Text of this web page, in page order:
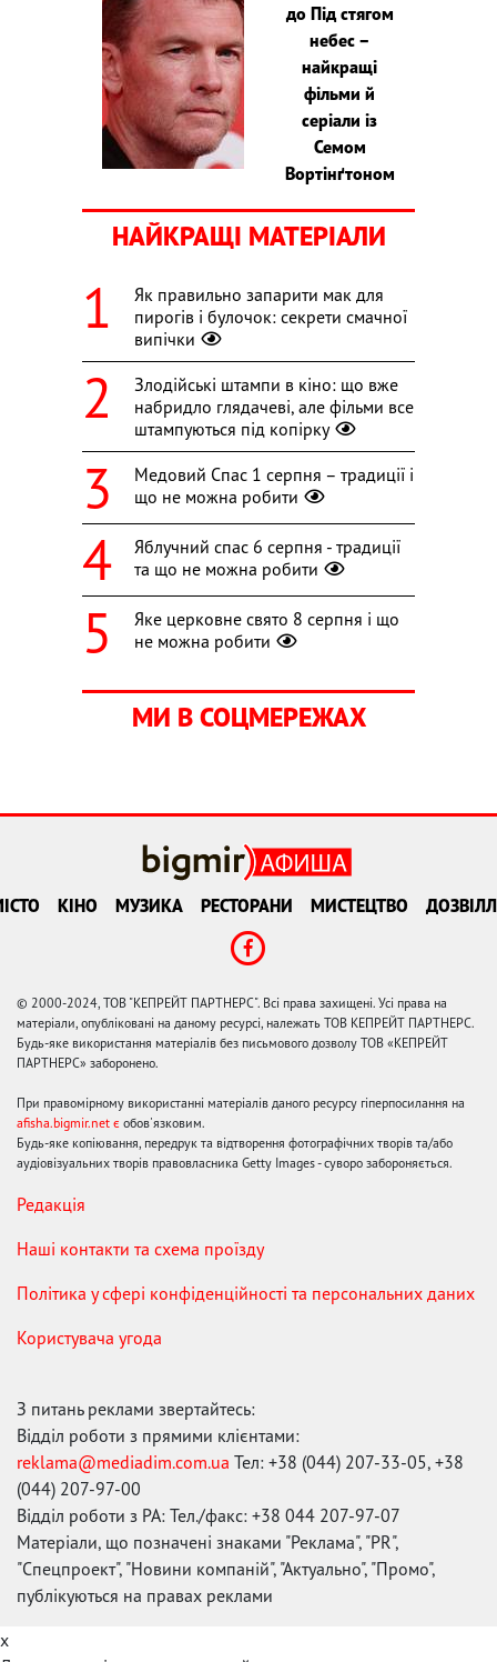
до Під стягом
небес –
найкращі
фільми й
серіали із
Семом
Вортінґтоном
НАЙКРАЩІ МАТЕРІАЛИ
Як правильно запарити мак для
пирогів і булочок: секрети смачної
випічки
Злодійські штампи в кіно: що вже
набридло глядачеві, але фільми все
штампуються під копірку
Медовий Спас 1 серпня – традиції і
що не можна робити
Яблучний спас 6 серпня - традиції
та що не можна робити
Яке церковне свято 8 серпня і що
не можна робити
МИ В СОЦМЕРЕЖАХ
КІНО МУЗИКА РЕСТОРАНИ МИСТЕЦТВО
© 2000-2024, ТОВ "КЕПРЕЙТ ПАРТНЕРС". Всі права захищені. Усі права на
матеріали, опубліковані на даному ресурсі, належать ТОВ КЕПРЕЙТ ПАРТНЕРС.
Будь-яке використання матеріалів без письмового дозволу ТОВ «КЕПРЕЙТ
ПАРТНЕРС» заборонено.
При правомірному використанні матеріалів даного ресурсу гіперпосилання на
afisha.bigmir.net є обов'язковим.
Будь-яке копіювання, передрук та відтворення фотографічних творів та/або
аудіовізуальних творів правовласника Getty Images - суворо забороняється.
Редакція
Наші контакти та схема проїзду
Політика у сфері конфіденційності та персональних даних
Користувача угода
З питань реклами звертайтесь:
Відділ роботи з прямими клієнтами:
reklama@mediadim.com.ua Тел: +38 (044) 207-33-05, +38
(044) 207-97-00
Відділ роботи з РА: Тел./факс: +38 044 207-97-07
Матеріали, що позначені знаками "Реклама", "PR",
"Спецпроект", "Новини компаній", "Актуально", "Промо",
публікуються на правах реклами
x